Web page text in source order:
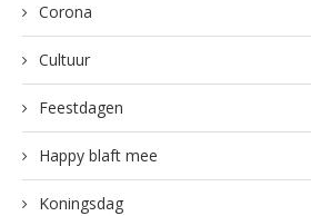
Corona
Cultuur
Feestdagen
Happy blaft mee
Koningsdag